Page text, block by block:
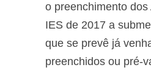
o preenchimento dos
IES de 2017 a
que se prevê já
preenchidos ou pré-